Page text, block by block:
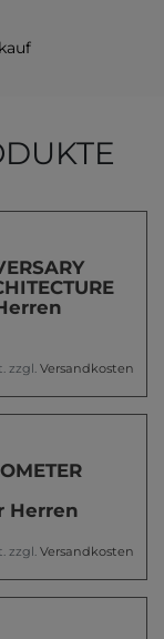
zzgl. Versandkosten
Herren
zzgl. Versandkosten